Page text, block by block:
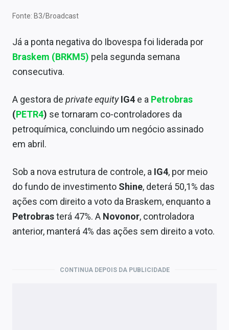
Fonte: B3/Broadcast
Já a ponta negativa do Ibovespa foi liderada por
Braskem (BRKM5) pela segunda semana
consecutiva.
A gestora de private equityIG4 e a Petrobras
(PETR4) se tornaram co-controladores da
petroquímica, concluindo um negócio assinado
em abril.
Sob a nova estrutura de controle, a IG4, por meio
do fundo de investimento Shine, deterá 50,1% das
ações com direito a voto da Braskem, enquanto a
Petrobrasterá 47%. A Novonor, controladora
anterior, manterá 4% das ações sem direito a voto.
CONTINUA DEPOIS DA PUBLICIDADE